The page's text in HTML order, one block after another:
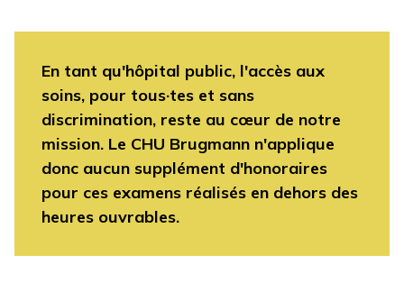
En tant qu'hôpital public, l'accès aux
soins, pour tous·tes et sans
discrimination, reste au cœur de notre
mission. Le CHU Brugmann n'applique
donc aucun supplément d'honoraires
pour ces examens réalisés en dehors des
heures ouvrables.